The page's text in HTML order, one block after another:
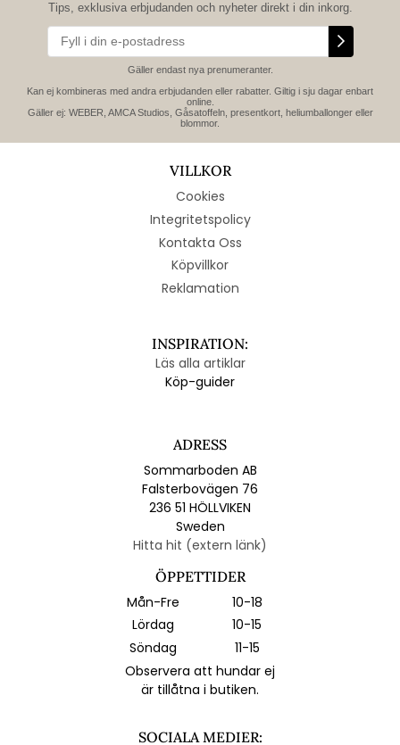
Tips, exklusiva erbjudanden och nyheter direkt i din inkorg.
Gäller endast nya prenumeranter.
Kan ej kombineras med andra erbjudanden eller rabatter. Giltig i sju dagar enbart
online.
Gäller ej: WEBER, AMCA Studios, Gåsatoffeln, presentkort, heliumballonger eller
blommor.
VILLKOR
Cookies
Integritetspolicy
Kontakta Oss
Köpvillkor
Reklamation
INSPIRATION:
Läs alla artiklar
Köp-guider
ADRESS
Sommarboden AB
Falsterbovägen 76
236 51 HÖLLVIKEN
Sweden
Hitta hit (extern länk)
ÖPPETTIDER
Mån-Fre
10-18
Lördag
10-15
Söndag
11-15
Observera att hundar ej
är tillåtna i butiken.
SOCIALA MEDIER: